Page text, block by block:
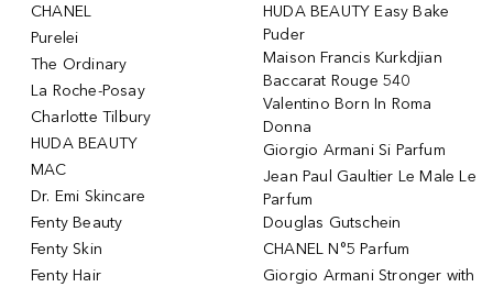
CHANEL
Purelei
The Ordinary
La Roche-Posay
Charlotte Tilbury
HUDA BEAUTY
MAC
Dr. Emi Skincare
Fenty Beauty
Fenty Skin
Fenty Hair
HUDA BEAUTY Easy Bake
Puder
Maison Francis Kurkdjian
Baccarat Rouge 540
Valentino Born In Roma
Donna
Giorgio Armani Si Parfum
Jean Paul Gaultier Le Male Le
Parfum
Douglas Gutschein
CHANEL N°5 Parfum
Giorgio Armani Stronger with